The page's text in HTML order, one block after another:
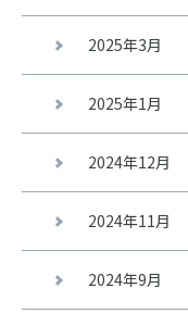
2025年3月
2025年1月
2024年12月
2024年11月
2024年9月